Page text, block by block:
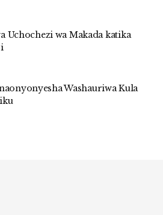
Uchochezi wa Makada katika
Washauriwa Kula